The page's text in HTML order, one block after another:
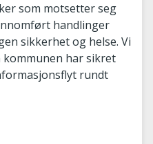
som motsetter seg
handlinger
sikkerhet og helse. Vi
har sikret
rundt